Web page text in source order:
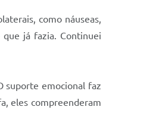
como náuseas,
já fazia. Continuei
suporte emocional faz
eles compreenderam